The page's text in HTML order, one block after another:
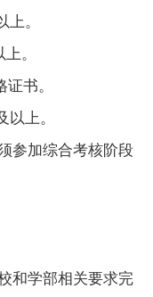
上。
。
书。
以上。
参加综合考核阶段
和学部相关要求完